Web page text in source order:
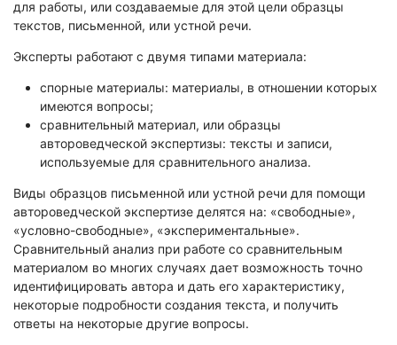
для работы, или создаваемые для этой цели образцы
текстов, письменной, или устной речи.
Эксперты работают с двумя типами материала:
спорные материалы: материалы, в отношении которых
имеются вопросы;
сравнительный материал, или образцы
автороведческой экспертизы: тексты и записи,
используемые для сравнительного анализа.
Виды образцов письменной или устной речи для помощи
автороведческой экспертизе делятся на: «свободные»,
«условно-свободные», «экспериментальные».
Сравнительный анализ при работе со сравнительным
материалом во многих случаях дает возможность точно
идентифицировать автора и дать его характеристику,
некоторые подробности создания текста, и получить
ответы на некоторые другие вопросы.